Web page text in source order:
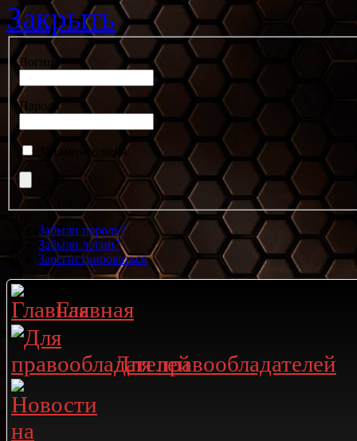
Закрыть
Логин
Пароль
Запомнить меня
Забыли пароль?
Забыли логин?
Зарегистрироваться
Главная
Для правообладателей